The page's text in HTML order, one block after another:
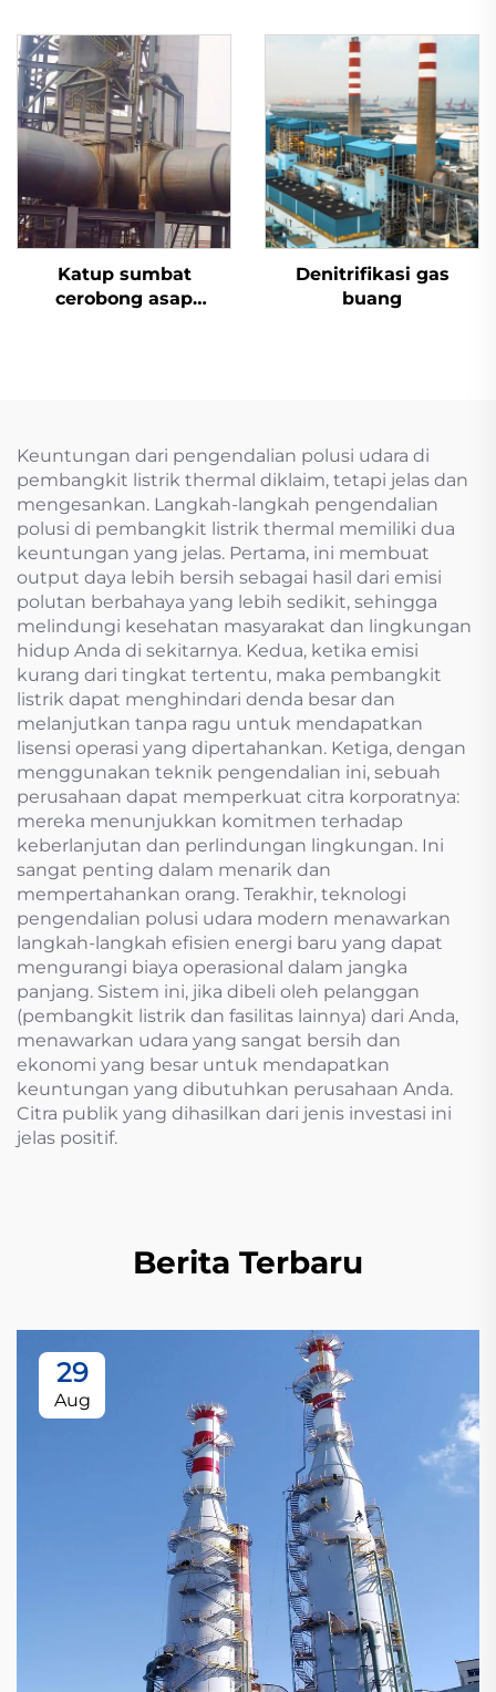
Katup sumbat
cerobong asap
Denitrifikasi gas
buang
Keuntungan dari pengendalian polusi udara di
pembangkit listrik thermal diklaim, tetapi jelas dan
mengesankan. Langkah-langkah pengendalian
polusi di pembangkit listrik thermal memiliki dua
keuntungan yang jelas. Pertama, ini membuat
output daya lebih bersih sebagai hasil dari emisi
polutan berbahaya yang lebih sedikit, sehingga
melindungi kesehatan masyarakat dan lingkungan
hidup Anda di sekitarnya. Kedua, ketika emisi
kurang dari tingkat tertentu, maka pembangkit
listrik dapat menghindari denda besar dan
melanjutkan tanpa ragu untuk mendapatkan
lisensi operasi yang dipertahankan. Ketiga, dengan
menggunakan teknik pengendalian ini, sebuah
perusahaan dapat memperkuat citra korporatnya:
mereka menunjukkan komitmen terhadap
keberlanjutan dan perlindungan lingkungan. Ini
sangat penting dalam menarik dan
mempertahankan orang. Terakhir, teknologi
pengendalian polusi udara modern menawarkan
langkah-langkah efisien energi baru yang dapat
mengurangi biaya operasional dalam jangka
panjang. Sistem ini, jika dibeli oleh pelanggan
(pembangkit listrik dan fasilitas lainnya) dari Anda,
menawarkan udara yang sangat bersih dan
ekonomi yang besar untuk mendapatkan
keuntungan yang dibutuhkan perusahaan Anda.
Citra publik yang dihasilkan dari jenis investasi ini
jelas positif.
Berita Terbaru
29
Aug